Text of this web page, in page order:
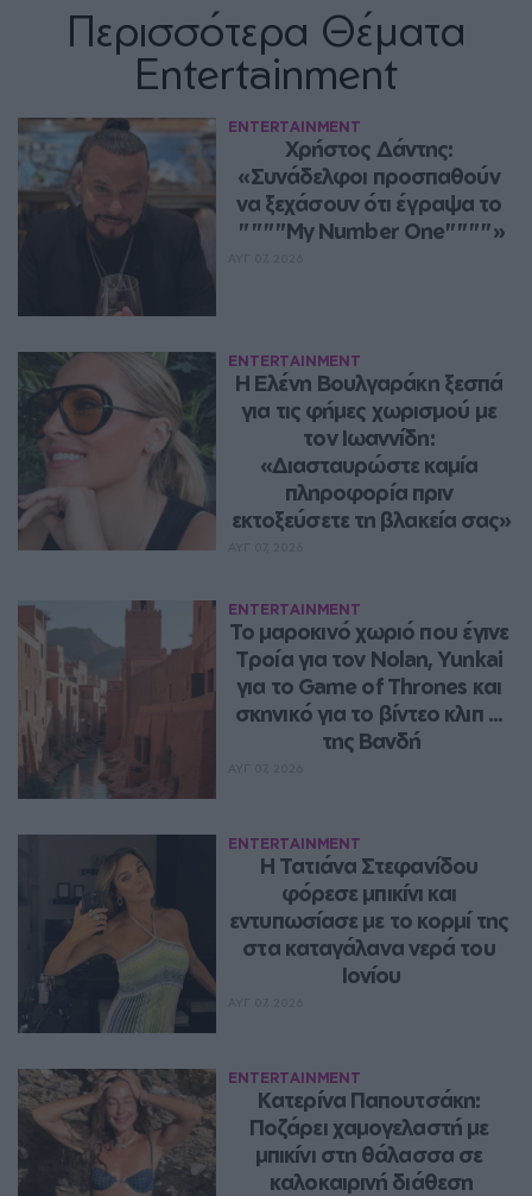
Περισσότερα Θέματα
Entertainment
ENTERTAINMENT
Χρήστος Δάντης:
«Συνάδελφοι προσπαθούν
να ξεχάσουν ότι έγραψα το
""""My Number One""""»
ENTERTAINMENT
Η Ελένη Βουλγαράκη ξεσπά
για τις φήμες χωρισμού με
τον Ιωαννίδη:
«Διασταυρώστε καμία
πληροφορία πριν
εκτοξεύσετε τη βλακεία σας»
ENTERTAINMENT
Το μαροκινό χωριό που έγινε
Τροία για τον Nolan, Yunkai
για το Game of Thrones και
σκηνικό για το βίντεο κλιπ ...
της Βανδή
ENTERTAINMENT
Η Τατιάνα Στεφανίδου
φόρεσε μπικίνι και
εντυπωσίασε με το κορμί της
στα καταγάλανα νερά του
Ιονίου
ENTERTAINMENT
Κατερίνα Παπουτσάκη:
Ποζάρει χαμογελαστή με
μπικίνι στη θάλασσα σε
καλοκαιρινή διάθεση